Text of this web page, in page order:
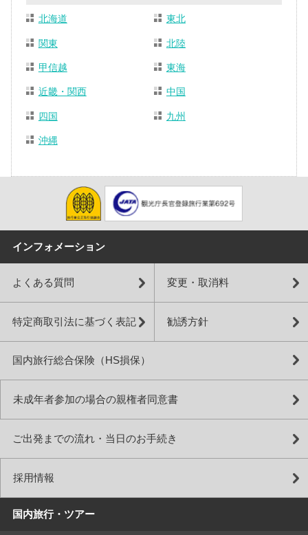
北海道 東北
関東 北陸
甲信越 東海
近畿・関西 中国
四国 九州
沖縄
インフォメーション
よくある質問 変更・取消料
特定商取引法に基づく表記 勧誘方針
国内旅行総合保険（HS損保）
未成年者参加の場合の親権者同意書
ご出発までの流れ・当日のお手続き
採用情報
国内旅行・ツアー